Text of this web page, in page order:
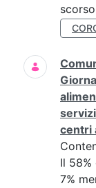
centri
Il
7%